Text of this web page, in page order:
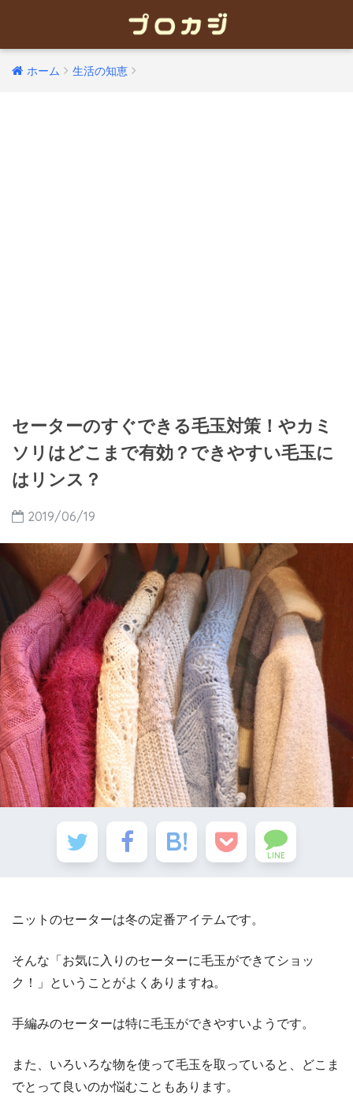
ホーム 生活の知恵
セーターのすぐできる毛玉対策！やカミ
ソリはどこまで有効？できやすい毛玉に
はリンス？
2019/06/19
LINE
ニットのセーターは冬の定番アイテムです。
そんな「お気に入りのセーターに毛玉ができてショッ
ク！」ということがよくありますね。
手編みのセーターは特に毛玉ができやすいようです。
また、いろいろな物を使って毛玉を取っていると、どこま
でとって良いのか悩むこともあります。